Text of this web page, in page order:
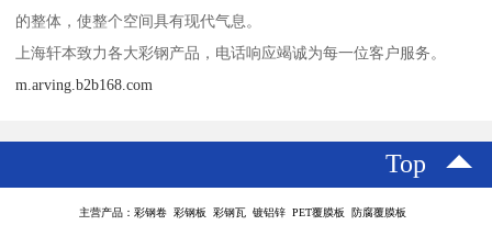
的整体，使整个空间具有现代气息。
上海轩本致力各大彩钢产品，电话响应竭诚为每一位客户服务。
m.arving.b2b168.com
Top
主营产品：彩钢卷 彩钢板 彩钢瓦 镀铝锌 PET覆膜板 防腐覆膜板